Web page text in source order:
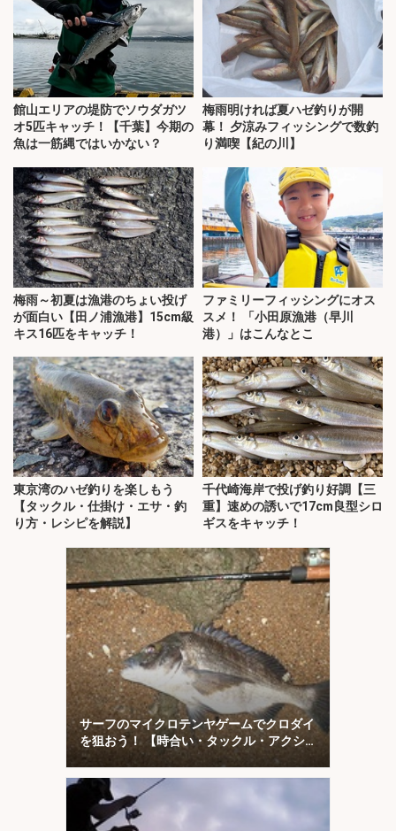
館山エリアの堤防でソウダガツ
オ5匹キャッチ！【千葉】今期の
魚は一筋縄ではいかない？
梅雨明ければ夏ハゼ釣りが開
幕！ 夕涼みフィッシングで数釣
り満喫【紀の川】
梅雨～初夏は漁港のちょい投げ
が面白い【田ノ浦漁港】15cm級
キス16匹をキャッチ！
ファミリーフィッシングにオス
スメ！ 「小田原漁港（早川
港）」はこんなとこ
東京湾のハゼ釣りを楽しもう
【タックル・仕掛け・エサ・釣
り方・レシピを解説】
千代崎海岸で投げ釣り好調【三
重】速めの誘いで17cm良型シロ
ギスをキャッチ！
サーフのマイクロテンヤゲームでクロダイ
を狙おう！ 【時合い・タックル・アクシ
ョンを解説】